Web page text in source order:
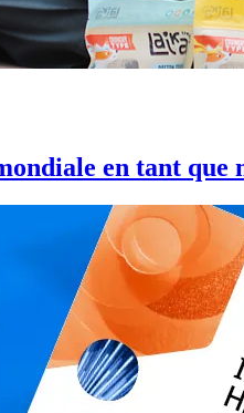
en tant que